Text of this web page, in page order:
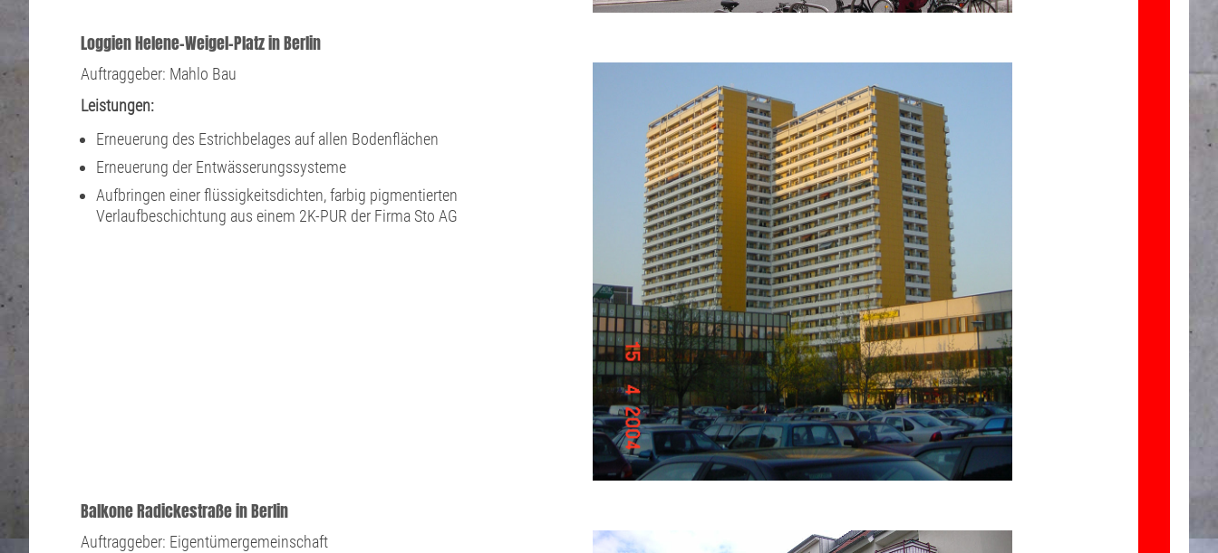
Loggien Helene-Weigel-Platz in Berlin
Auftraggeber: Mahlo Bau
Leistungen:
Erneuerung des Estrichbelages auf allen Bodenflächen
Erneuerung der Entwässerungssysteme
Aufbringen einer flüssigkeitsdichten, farbig pigmentierten
Verlaufbeschichtung aus einem 2K-PUR der Firma Sto AG
Balkone Radickestraße in Berlin
Auftraggeber: Eigentümergemeinschaft